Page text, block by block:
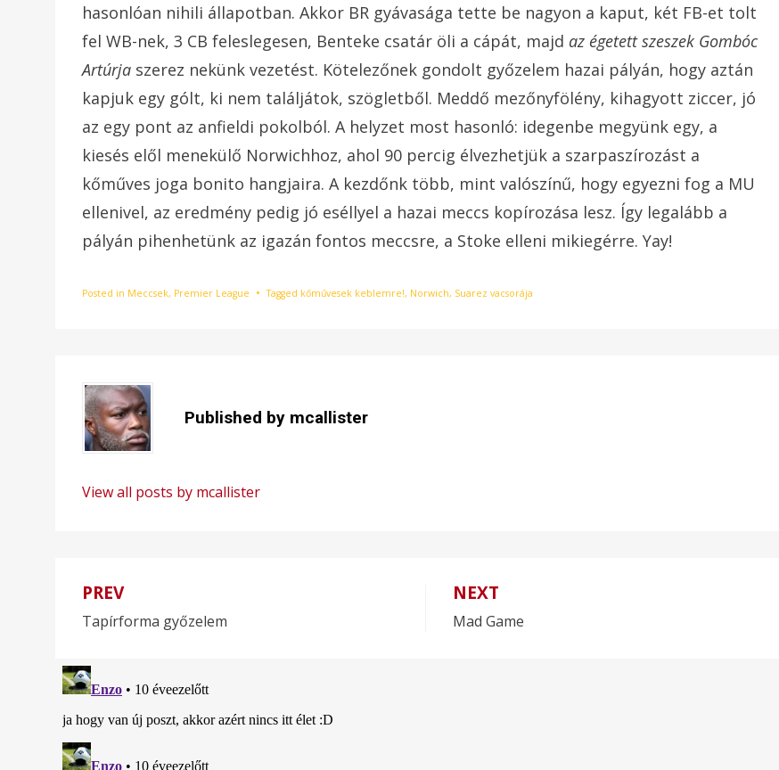
hasonlóan nihili állapotban. Akkor BR gyávasága tette be nagyon a kaput, két FB-et tolt
fel WB-nek, 3 CB feleslegesen, Benteke csatár öli a cápát, majd az égetett szeszek Gombóc
Artúrja szerez nekünk vezetést. Kötelezőnek gondolt győzelem hazai pályán, hogy aztán
kapjuk egy gólt, ki nem találjátok, szögletből. Meddő mezőnyfölény, kihagyott ziccer, jó
az egy pont az anfieldi pokolból. A helyzet most hasonló: idegenbe megyünk egy, a
kiesés elől menekülő Norwichhoz, ahol 90 percig élvezhetjük a szarpaszírozást a
kőműves joga bonito hangjaira. A kezdőnk több, mint valószínű, hogy egyezni fog a MU
ellenivel, az eredmény pedig jó eséllyel a hazai meccs kopírozása lesz. Így legalább a
pályán pihenhetünk az igazán fontos meccsre, a Stoke elleni mikiegérre. Yay!
Posted in Meccsek, Premier League Tagged kőművesek keblemre!, Norwich, Suarez vacsorája
Published by mcallister
View all posts by mcallister
Bejegyzés
navigáció
PREV
Tapírforma győzelem
NEXT
Mad Game